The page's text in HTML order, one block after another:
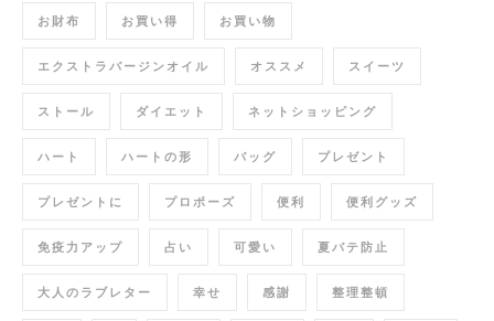
お財布 お買い得 お買い物
エクストラバージンオイル オススメ スイーツ
ストール ダイエット ネットショッピング
ハート ハートの形 バッグ プレゼント
プレゼントに プロポーズ 便利 便利グッズ
免疫力アップ 占い 可愛い 夏バテ防止
大人のラブレター 幸せ 感謝 整理整頓